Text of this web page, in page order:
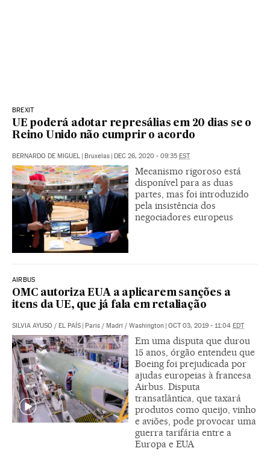
BREXIT
UE poderá adotar represálias em 20 dias se o
Reino Unido não cumprir o acordo
BERNARDO DE MIGUEL Bruxelas DEC 26, 2020 - 09:35 EST
Mecanismo rigoroso está
disponível para as duas
partes, mas foi introduzido
pela insistência dos
negociadores europeus
AIRBUS
OMC autoriza EUA a aplicarem sanções a
itens da UE, que já fala em retaliação
SILVIA AYUSO / EL PAÍS Paris / Madri / Washington OCT 03, 2019 - 11:04 EDT
Em uma disputa que durou
15 anos, órgão entendeu que
Boeing foi prejudicada por
ajudas europeias à francesa
Airbus. Disputa
transatlântica, que taxará
produtos como queijo, vinho
e aviões, pode provocar uma
guerra tarifária entre a
Europa e EUA